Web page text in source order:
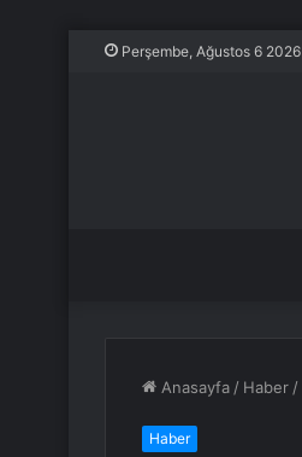
Perşembe, Ağustos 6 2026
Anasayfa / Haber /
Haber